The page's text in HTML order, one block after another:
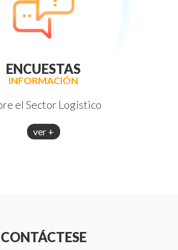
ENCUESTAS
INFORMACIÓN
el Sector Logístico
ver +
CONTÁCTESE